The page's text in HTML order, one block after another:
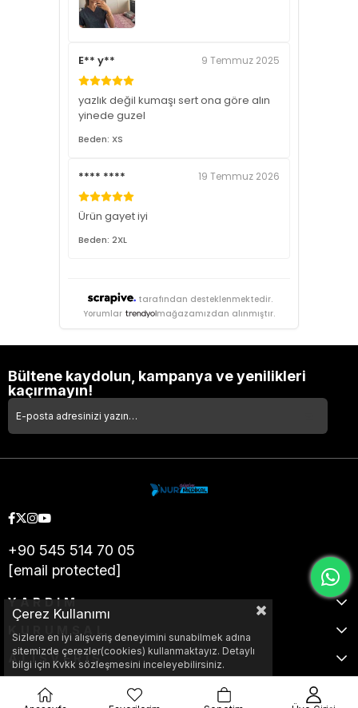
E** y** 9 Temmuz 2025
yazlık değil kumaşı sert ona göre alın
yinede guzel
Beden: XS
**** **** 19 Temmuz 2026
Ürün gayet iyi
Beden: 2XL
tarafından desteklenmektedir.
Yorumlar
mağazamızdan alınmıştır.
Bültene kaydolun, kampanya ve yenilikleri
kaçırmayın!
+90 545 514 70 05
[email protected]
YARDIM
ALIŞVERİŞ
Çerez Kullanımı
Sizlere en iyi alışveriş deneyimini sunabilmek adına
sitemizde çerezler(cookies) kullanmaktayız. Detaylı
bilgi için Kvkk sözleşmesini inceleyebilirsiniz.